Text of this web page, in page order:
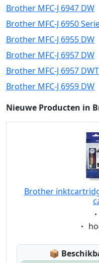
Brother MFC-J 6947 DW
Brother MFC-J 6950
Brother MFC-J 6955 DW
Brother MFC-J 6957 DW
Brother MFC-J 6957 DWT
Brother MFC-J 6959 DW
Nieuwe Producten in
Brother
📦